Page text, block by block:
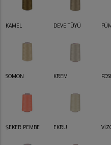
KAMEL DEVE TÜYÜ
SOMON KREM
ŞEKER PEMBE EKRU